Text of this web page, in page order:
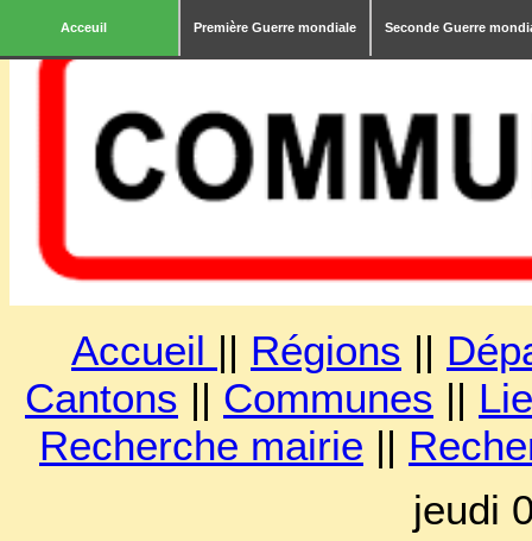
Acceuil Première Guerre mondiale Seconde Guerre
Accueil || Régions ||
Cantons || Communes ||
Recherche mairie ||
jeudi